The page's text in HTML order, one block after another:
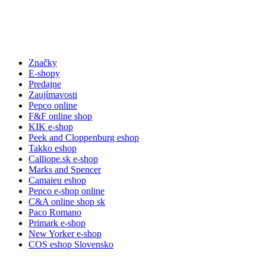
Značky
E-shopy
Predajne
Zaujímavosti
Pepco online
F&F online shop
KIK e-shop
Peek and Cloppenburg eshop
Takko eshop
Calliope.sk e-shop
Marks and Spencer
Camaieu eshop
Pepco e-shop online
C&A online shop sk
Paco Romano
Primark e-shop
New Yorker e-shop
COS eshop Slovensko